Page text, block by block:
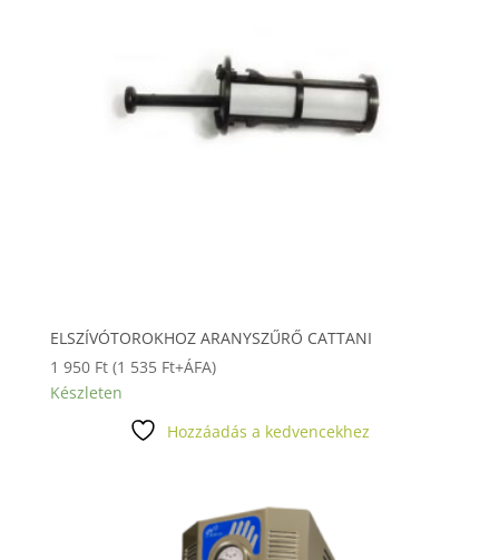
ELSZÍVÓTOROKHOZ ARANYSZŰRŐ CATTANI
1 950 Ft (1 535 Ft+ÁFA)
Készleten
Hozzáadás a kedvencekhez